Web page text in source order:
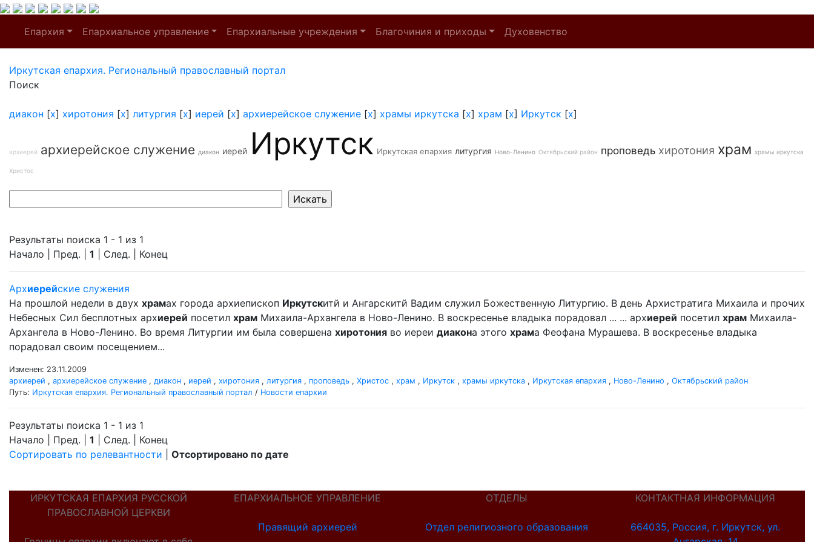
Епархия Епархиальное управление Епархиальные учреждения Благочиния и приходы Духовенство
Иркутская епархия. Региональный православный портал
Поиск
диакон [x] хиротония [x] литургия [x] иерей [x] архиерейское служение [x] храмы иркутска [x] храм [x] Иркутск [x]
архиерей архиерейское служение диакон иерей Иркутск Иркутская епархия литургия Ново-Ленино Октябрьский район проповедь хиротония храм храмы иркутска
Христос
Результаты поиска 1 - 1 из 1
Начало | Пред. | 1 | След. | Конец
Архиерейские служения
На прошлой недели в двух храмах города архиепископ Иркутскитй и Ангарскитй Вадим служил Божественную Литургию. В день Архистратига Михаила и прочих
Небесных Сил бесплотных архиерей посетил храм Михаила-Архангела в Ново-Ленино. В воскресенье владыка порадовал ... ... архиерей посетил храм Михаила-
Архангела в Ново-Ленино. Во время Литургии им была совершена хиротония во иереи диакона этого храма Феофана Мурашева. В воскресенье владыка
порадовал своим посещением...
Изменен: 23.11.2009
архиерей , архиерейское служение , диакон , иерей , хиротония , литургия , проповедь , Христос , храм , Иркутск , храмы иркутска , Иркутская епархия , Ново-Ленино , Октябрьский район
Путь: Иркутская епархия. Региональный православный портал / Новости епархии
Результаты поиска 1 - 1 из 1
Начало | Пред. | 1 | След. | Конец
Сортировать по релевантности
Отсортировано по дате
ИРКУТСКАЯ ЕПАРХИЯ РУССКОЙ
ПРАВОСЛАВНОЙ ЦЕРКВИ
ЕПАРХИАЛЬНОЕ УПРАВЛЕНИЕ
Правящий архиерей
ОТДЕЛЫ
Отдел религиозного образования
КОНТАКТНАЯ ИНФОРМАЦИЯ
664035, Россия, г. Иркутск, ул.